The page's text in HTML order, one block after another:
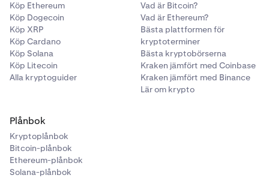
6
När det är bekräftat visas en bekräftelseskärm. Dina
Bitcoin har satsats och ger nu veckovisa belöningar!
6
När det är bekräftat visas en bekräftelseskärm. Dina
Bitcoin har satsats och ger nu veckovisa belöningar!
5
När det är bekräftat visas en bekräftelseskärm. Dina
Bitcoin har satsats och ger nu veckovisa belöningar!
Köp Ethereum
Köp Dogecoin
Köp XRP
Köp Cardano
Köp Solana
Köp Litecoin
Alla kryptoguider
Vad är Bitcoin?
Vad är Ethereum?
Bästa plattformen för
kryptoterminer
Bästa kryptobörserna
Kraken jämfört med Coinbase
Kraken jämfört med Binance
Lär om krypto
Plånbok
Kryptoplånbok
Bitcoin-plånbok
Ethereum-plånbok
Solana-plånbok